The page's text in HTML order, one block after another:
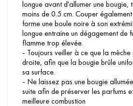
longue avant d'allumer une bougie,
moins de 0.5 cm. Couper
forme une boule noire à son
longue entraine un dégagement de
flamme trop élevée.
- Toujours veiller à ce que la
droite, afin que la bougie brûle
sa surface.
- Ne laissez pas une bougie
suite afin de préserver les parfums
meilleure combustion